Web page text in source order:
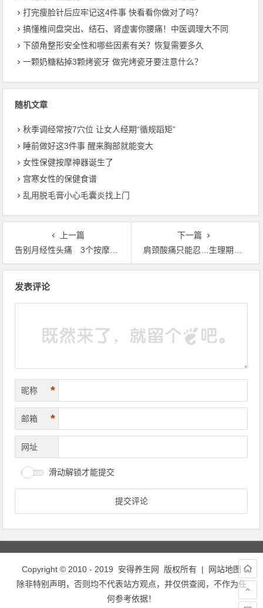
打完瘦脸针后应牢记这4件事 快看看你做对了吗？
搞懂椎间盘突出、结石、肾虚害你腰痛！中医调理大不同
下颌角整形安全性和哪些因素有关？恢复需要多久
一颗奶糖粘掉3颗烤瓷牙 做完烤瓷牙要注意什么？
随机文章
秋季调经常按7穴位 让女人经期“循规蹈矩”
睡前做好这3件事 醒来胸部就能变大
女性保健按摩神器诞生了
宫寒女性的保健食谱
乱用脱毛膏小心毛囊炎找上门
上一篇
告别月经性头痛 3个按摩穴位一定要记住
下一篇
肩颈酸痛只能忍…生理期真的不能按摩吗？
发表评论
昵称 *
邮箱 *
网址
滑动解锁才能提交
Copyright © 2010 - 2019 安得养生网 版权所有 |
网站地图
除非特别声明，否则均不代表站方观点，并仅供查阅，不作为任
何参考依据！